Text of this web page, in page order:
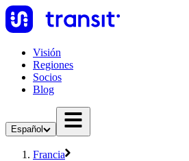
Visión
Regiones
Socios
Blog
Español
Francia